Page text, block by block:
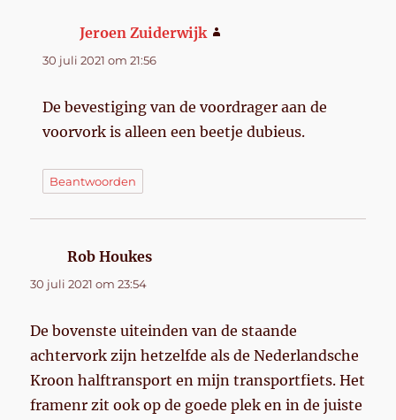
Jeroen Zuiderwijk
30 juli 2021 om 21:56
De bevestiging van de voordrager aan de
voorvork is alleen een beetje dubieus.
Beantwoorden
Rob Houkes
30 juli 2021 om 23:54
De bovenste uiteinden van de staande
achtervork zijn hetzelfde als de Nederlandsche
Kroon halftransport en mijn transportfiets. Het
framenr zit ook op de goede plek en in de juiste